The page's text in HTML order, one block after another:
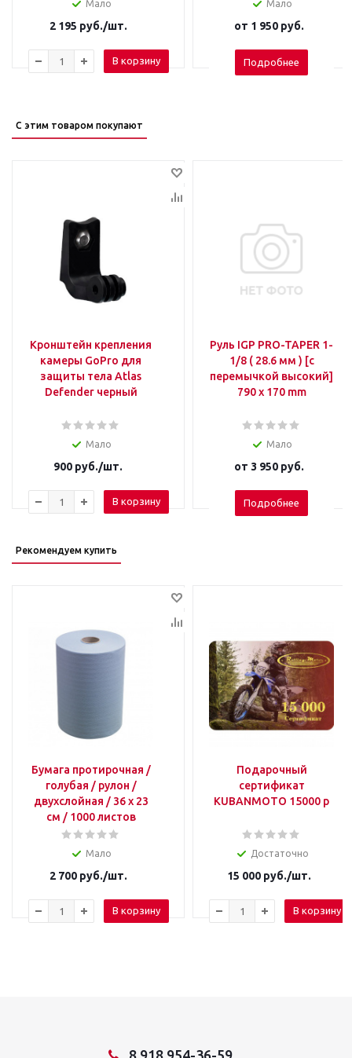
Мало
2 195 руб./шт.
В корзину
Мало
от 1 950 руб.
Подробнее
С этим товаром покупают
Кронштейн крепления
камеры GoPro для
защиты тела Atlas
Defender черный
Мало
900 руб./шт.
В корзину
Руль IGP PRO-TAPER 1-
1/8 ( 28.6 мм ) [с
перемычкой высокий]
790 х 170 mm
Мало
от 3 950 руб.
Подробнее
Рекомендуем купить
Бумага протирочная /
голубая / рулон /
двухслойная / 36 х 23
см / 1000 листов
Мало
2 700руб./шт.
В корзину
Подарочный
сертификат
KUBANMOTO 15000 р
Достаточно
15 000руб./шт.
В корзину
8 918 954-36-59